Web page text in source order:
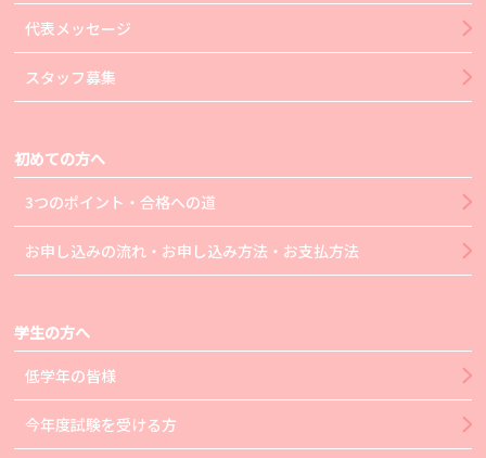
代表メッセージ
スタッフ募集
初めての方へ
3つのポイント・合格への道
お申し込みの流れ・お申し込み方法・お支払方法
学生の方へ
低学年の皆様
今年度試験を受ける方